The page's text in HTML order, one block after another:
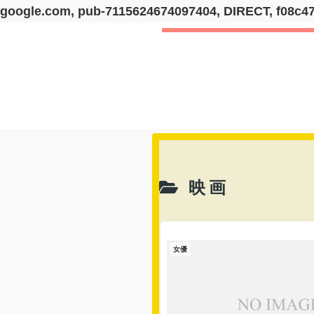
google.com, pub-7115624674097404, DIRECT,
映画
女優